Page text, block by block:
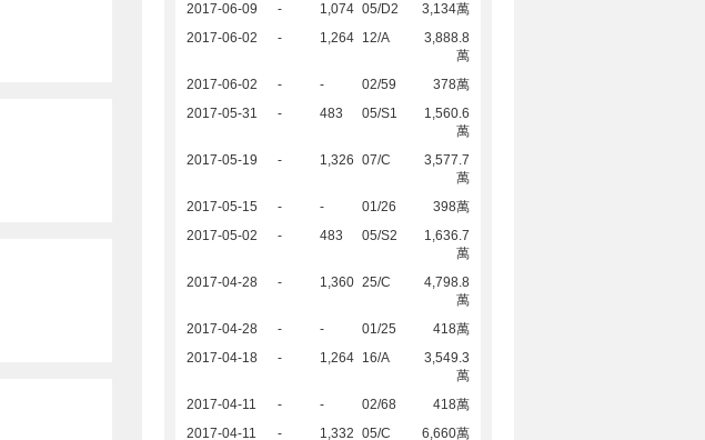
2017-06-09
- 1,074 05/D2
3,134萬
2017-06-02
- 1,264 12/A
3,888.8
萬
2017-06-02
- - 02/59
378萬
2017-05-31
- 483 05/S1
1,560.6
萬
2017-05-19
- 1,326 07/C
3,577.7
萬
2017-05-15
- - 01/26
398萬
2017-05-02
- 483 05/S2
1,636.7
萬
2017-04-28
- 1,360 25/C
4,798.8
萬
2017-04-28
- - 01/25
418萬
2017-04-18
- 1,264 16/A
3,549.3
萬
2017-04-11
- - 02/68
418萬
2017-04-11
- 1,332 05/C 6,660萬